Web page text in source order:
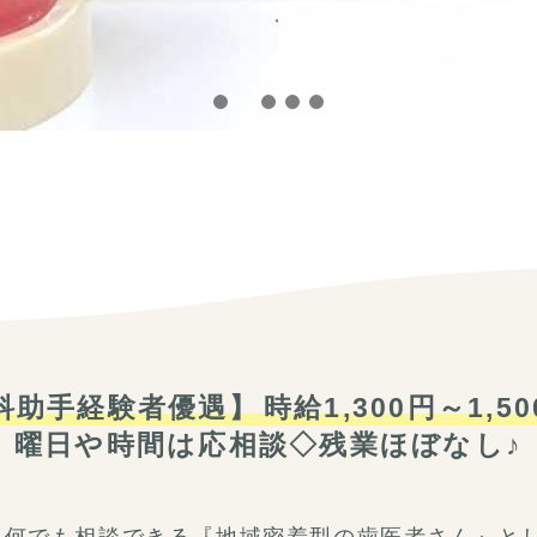
助手経験者優遇】時給1,300円～
曜日や時間は応相談◇残業ほぼなし♪